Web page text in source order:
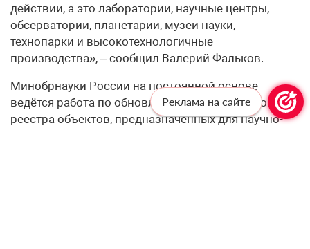
действии, а это лаборатории, научные центры,
обсерватории, планетарии, музеи науки,
технопарки и высокотехнологичные
производства», – сообщил Валерий Фальков.
Минобрнауки России на постоянной основе
ведётся работа по обновлению Всероссийского
реестра объектов, предназначенных для научно-
Реклама на сайте